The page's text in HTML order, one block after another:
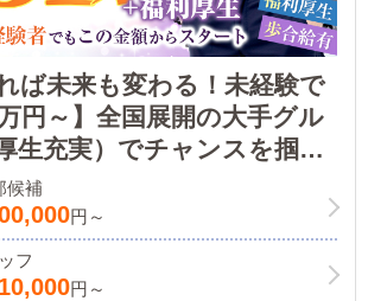
ば未来も変わる！未経験で
円～】全国展開の大手グル
生充実）でチャンスを掴も
候補
円～
フ
円～